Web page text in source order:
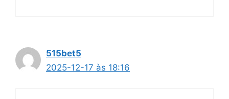
515bet5
2025-12-17 às 18:16